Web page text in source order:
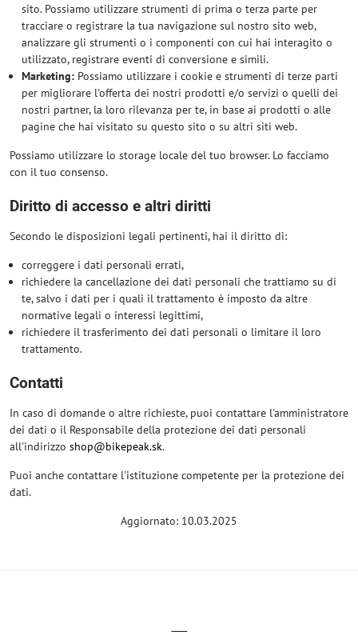
sito. Possiamo utilizzare strumenti di prima o terza parte per
tracciare o registrare la tua navigazione sul nostro sito web,
analizzare gli strumenti o i componenti con cui hai interagito o
utilizzato, registrare eventi di conversione e simili.
Marketing: Possiamo utilizzare i cookie e strumenti di terze parti
per migliorare l'offerta dei nostri prodotti e/o servizi o quelli dei
nostri partner, la loro rilevanza per te, in base ai prodotti o alle
pagine che hai visitato su questo sito o su altri siti web.
Possiamo utilizzare lo storage locale del tuo browser. Lo facciamo
con il tuo consenso.
Diritto di accesso e altri diritti
Secondo le disposizioni legali pertinenti, hai il diritto di:
correggere i dati personali errati,
richiedere la cancellazione dei dati personali che trattiamo su di
te, salvo i dati per i quali il trattamento è imposto da altre
normative legali o interessi legittimi,
richiedere il trasferimento dei dati personali o limitare il loro
trattamento.
Contatti
In caso di domande o altre richieste, puoi contattare l'amministratore
dei dati o il Responsabile della protezione dei dati personali
all'indirizzo shop@bikepeak.sk.
Puoi anche contattare l'istituzione competente per la protezione dei
dati.
Aggiornato: 10.03.2025